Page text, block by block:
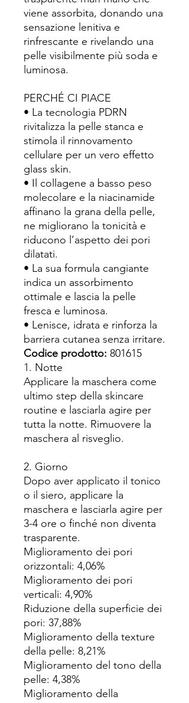
viene assorbita, donando una
sensazione lenitiva e
rinfrescante e rivelando una
pelle visibilmente più soda e
luminosa.
PERCHÉ CI PIACE
• La tecnologia PDRN
rivitalizza la pelle stanca e
stimola il rinnovamento
cellulare per un vero effetto
glass skin.
• Il collagene a basso peso
molecolare e la niacinamide
affinano la grana della pelle,
ne migliorano la tonicità e
riducono l’aspetto dei pori
dilatati.
• La sua formula cangiante
indica un assorbimento
ottimale e lascia la pelle
fresca e luminosa.
• Lenisce, idrata e rinforza la
barriera cutanea senza irritare.
Codice prodotto: 801615
1. Notte
Applicare la maschera come
ultimo step della skincare
routine e lasciarla agire per
tutta la notte. Rimuovere la
maschera al risveglio.
2. Giorno
Dopo aver applicato il tonico
o il siero, applicare la
maschera e lasciarla agire per
3-4 ore o finché non diventa
trasparente.
Miglioramento dei pori
orizzontali: 4,06%
Miglioramento dei pori
verticali: 4,90%
Riduzione della superficie dei
pori: 37,88%
Miglioramento della texture
della pelle: 8,21%
Miglioramento del tono della
pelle: 4,38%
Miglioramento della